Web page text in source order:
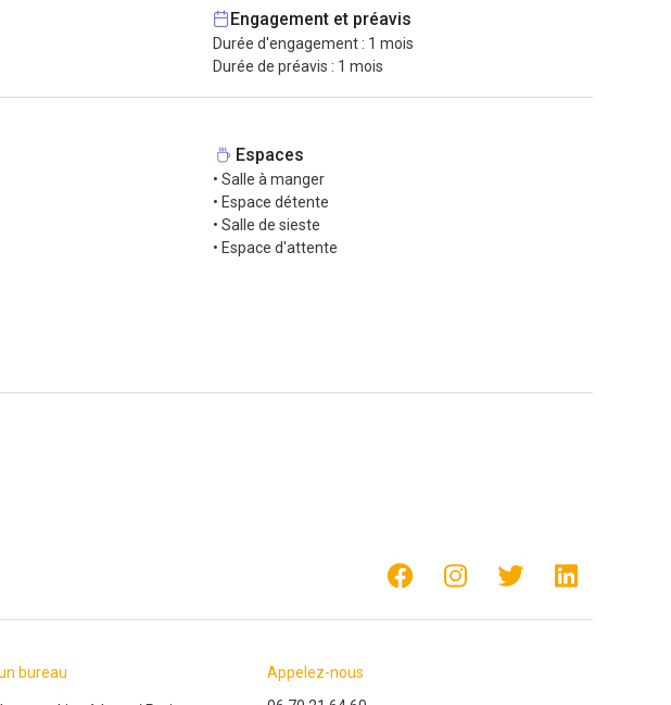
Engagement et préavis
Durée d'engagement : 1 mois
Durée de préavis : 1 mois
Espaces
• Salle à manger
• Espace détente
• Salle de sieste
• Espace d'attente
bureau
Appelez-nous